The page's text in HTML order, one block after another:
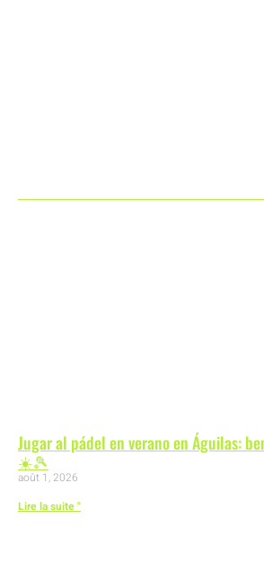
Jugar al pádel en verano en Águilas:
☀️🎾
août 1, 2026
Lire la suite "